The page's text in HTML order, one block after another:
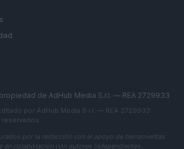
de AdHub Media S.r.l. — REA 2729933
por AdHub Media S.r.l. — REA 2729933
por la redacción con el apoyo de herramientas
colaboración con autores independientes.